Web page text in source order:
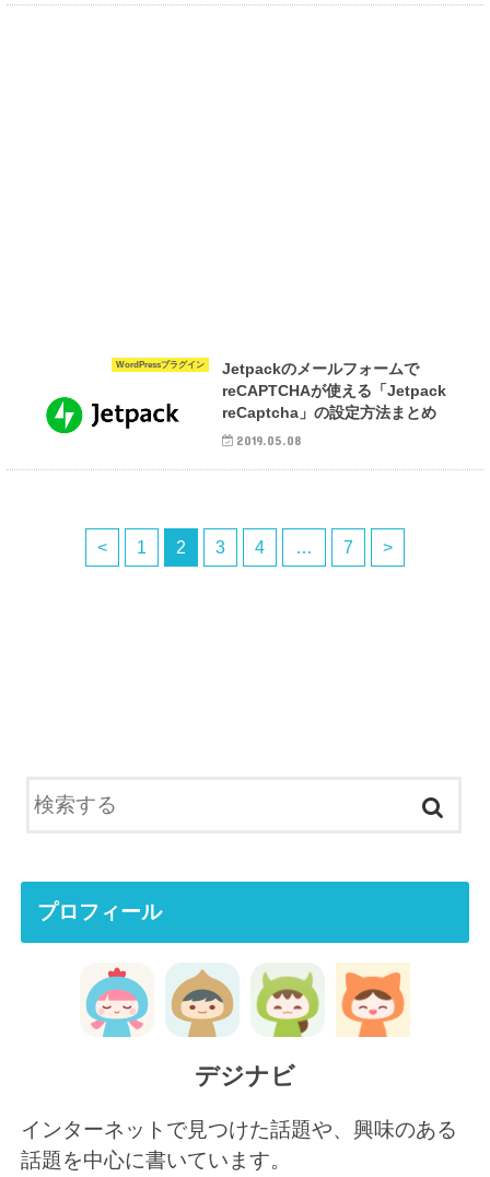
WordPressプラグイン
Jetpackのメールフォームで
reCAPTCHAが使える「Jetpack
reCaptcha」の設定方法まとめ
2019.05.08
< 1 2 3 4 … 7 >
プロフィール
デジナビ
インターネットで見つけた話題や、興味のある
話題を中心に書いています。